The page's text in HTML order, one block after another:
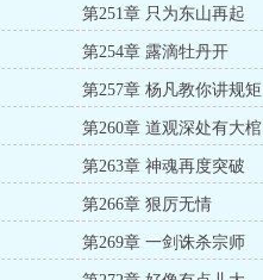
第251章 只为东山再起
第254章 露滴牡丹开
第257章 杨凡教你讲规矩
第260章 道观深处有大棺
第263章 神魂再度突破
第266章 狠厉无情
第269章 一剑诛杀宗师